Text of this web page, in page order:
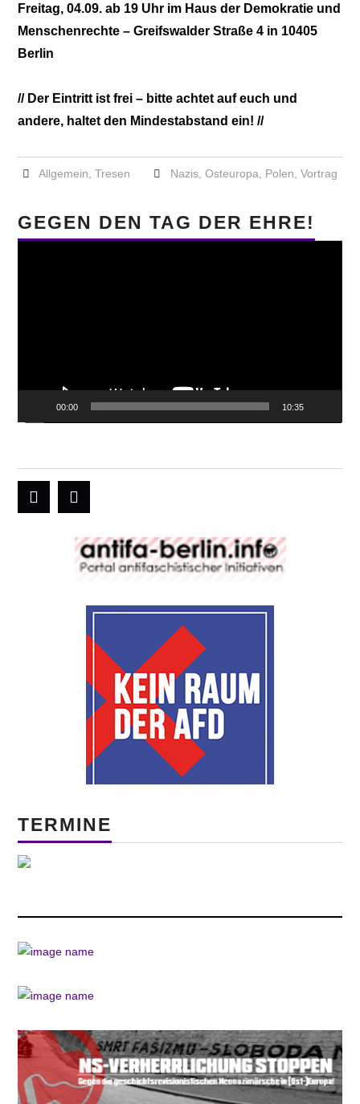
Freitag, 04.09. ab 19 Uhr im Haus der Demokratie und
Menschenrechte – Greifswalder Straße 4 in 10405
Berlin
// Der Eintritt ist frei – bitte achtet auf euch und
andere, haltet den Mindestabstand ein! //
Allgemein Tresen Nazis, Osteuropa Polen Vortrag
GEGEN DEN TAG DER EHRE!
00:00 10:35
TERMINE